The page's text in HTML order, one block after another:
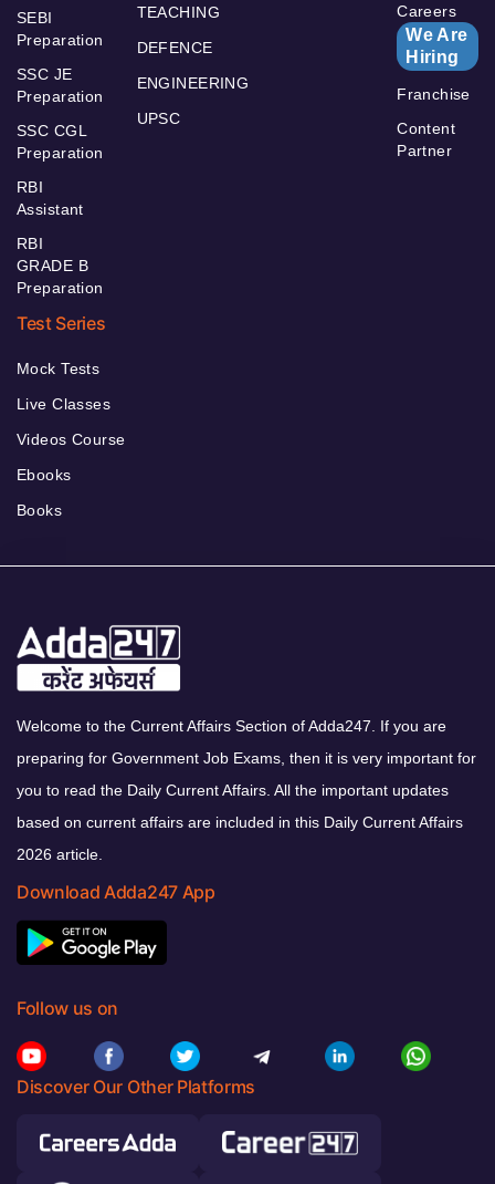
SEBI
Preparation
SSC JE
Preparation
SSC CGL
Preparation
RBI
Assistant
RBI
GRADE B
Preparation
TEACHING
DEFENCE
ENGINEERING
UPSC
Careers
We Are
Hiring
Franchise
Content
Partner
Test Series
Mock Tests
Live Classes
Videos Course
Ebooks
Books
Welcome to the Current Affairs Section of Adda247. If you are
preparing for Government Job Exams, then it is very important for
you to read the Daily Current Affairs. All the important updates
based on current affairs are included in this Daily Current Affairs
2026 article.
Download Adda247 App
Follow us on
Discover Our Other Platforms